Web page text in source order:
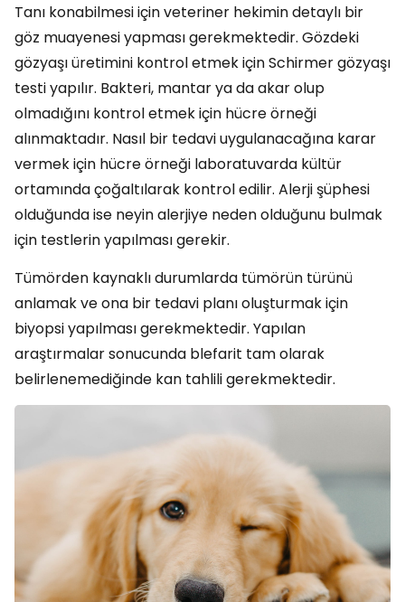
Tanı konabilmesi için veteriner hekimin detaylı bir
göz muayenesi yapması gerekmektedir. Gözdeki
gözyaşı üretimini kontrol etmek için Schirmer gözyaşı
testi yapılır. Bakteri, mantar ya da akar olup
olmadığını kontrol etmek için hücre örneği
alınmaktadır. Nasıl bir tedavi uygulanacağına karar
vermek için hücre örneği laboratuvarda kültür
ortamında çoğaltılarak kontrol edilir. Alerji şüphesi
olduğunda ise neyin alerjiye neden olduğunu bulmak
için testlerin yapılması gerekir.
Tümörden kaynaklı durumlarda tümörün türünü
anlamak ve ona bir tedavi planı oluşturmak için
biyopsi yapılması gerekmektedir. Yapılan
araştırmalar sonucunda blefarit tam olarak
belirlenemediğinde kan tahlili gerekmektedir.